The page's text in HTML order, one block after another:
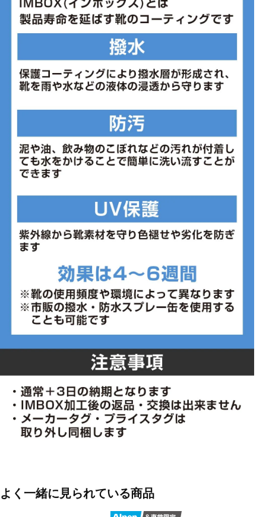
よく一緒に見られている商品